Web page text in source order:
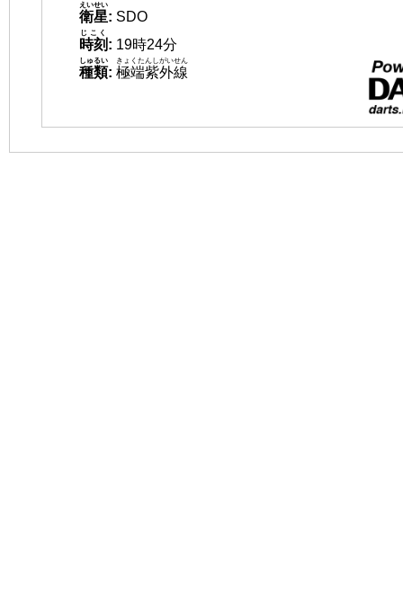
衛星
えいせい
: SDO
時刻
じこく
: 19時24分
種類
しゅるい
: 極端紫外線
きょくたんしがいせん